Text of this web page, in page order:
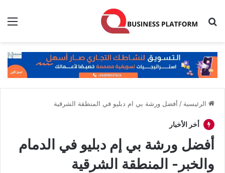
بحث عن
الرئيسية / أفضل ورشة بي ام دبليو في المنطقة الشرقية
أخر الأخبار
أفضل ورشة بي إم دبليو في الدمام
والخبر- المنطقة الشرقية